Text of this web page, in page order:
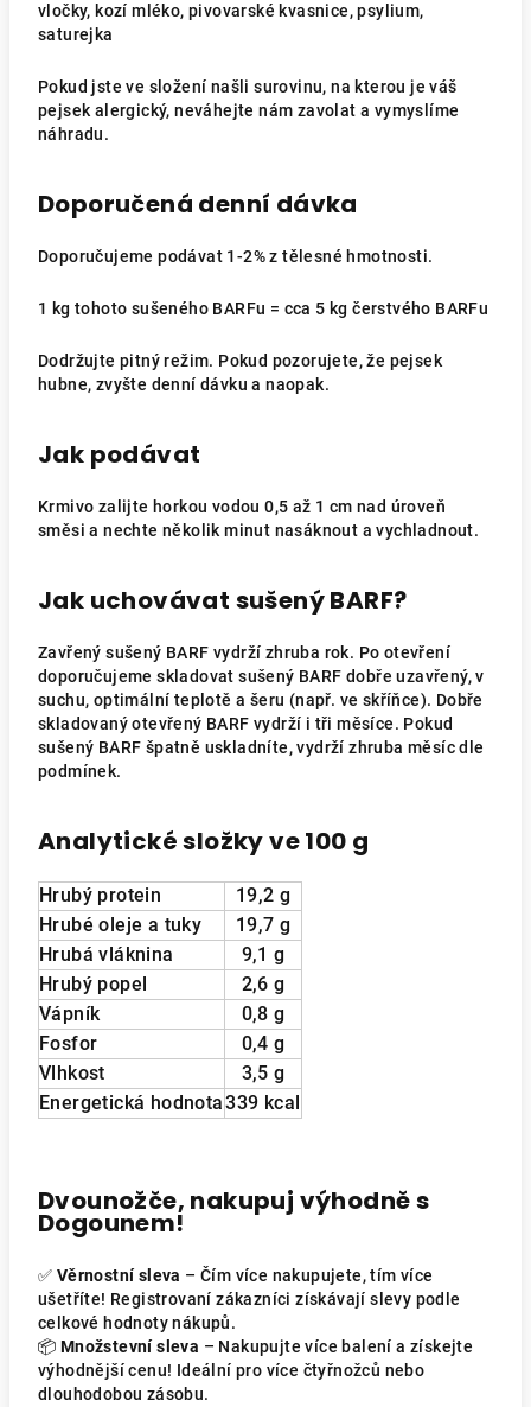
vločky, kozí mléko, pivovarské kvasnice, psylium,
saturejka
Pokud jste ve složení našli surovinu, na kterou je váš
pejsek alergický, neváhejte nám zavolat a vymyslíme
náhradu.
Doporučená denní dávka
Doporučujeme podávat 1-2% z tělesné hmotnosti.
1 kg tohoto sušeného BARFu = cca 5 kg čerstvého BARFu
Dodržujte pitný režim. Pokud pozorujete, že pejsek
hubne, zvyšte denní dávku a naopak.
Jak podávat
Krmivo zalijte horkou vodou 0,5 až 1 cm nad úroveň
směsi a nechte několik minut nasáknout a vychladnout.
Jak uchovávat sušený BARF?
Zavřený sušený BARF vydrží zhruba rok. Po otevření
doporučujeme skladovat sušený BARF dobře uzavřený, v
suchu, optimální teplotě a šeru (např. ve skříňce). Dobře
skladovaný otevřený BARF vydrží i tři měsíce. Pokud
sušený BARF špatně uskladníte, vydrží zhruba měsíc dle
podmínek.
Analytické složky ve 100 g
Hrubý protein
19,2 g
Hrubé oleje a tuky
19,7 g
Hrubá vláknina
9,1 g
Hrubý popel
2,6 g
Vápník
0,8 g
Fosfor
0,4 g
Vlhkost
3,5 g
Energetická hodnota339 kcal
Dvounožče, nakupuj výhodně s
Dogounem!
✅ Věrnostní sleva – Čím více nakupujete, tím více
ušetříte! Registrovaní zákazníci získávají slevy podle
celkové hodnoty nákupů.
📦 Množstevní sleva – Nakupujte více balení a získejte
výhodnější cenu! Ideální pro více čtyřnožců nebo
dlouhodobou zásobu.